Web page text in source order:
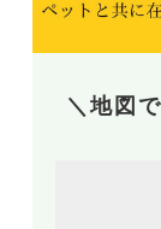
＼地図